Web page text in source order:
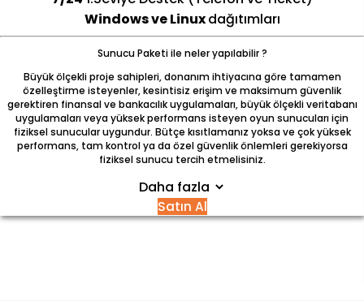
Windows ve Linuxdağıtımları
Sunucu Paketi ile neler yapılabilir ?
Büyük ölçekli proje sahipleri, donanım ihtiyacına göre tamamen
özelleştirme isteyenler, kesintisiz erişim ve maksimum güvenlik
gerektiren finansal ve bankacılık uygulamaları, büyük ölçekli veritabanı
uygulamaları veya yüksek performans isteyen oyun sunucuları için
fiziksel sunucular uygundur. Bütçe kısıtlamanız yoksa ve çok yüksek
performans, tam kontrol ya da özel güvenlik önlemleri gerekiyorsa
fiziksel sunucu tercih etmelisiniz.
Daha fazla
Satın Al